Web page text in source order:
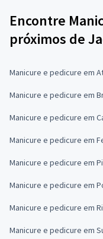
Encontre
próximos de
Manicure e pedicure em
Manicure e pedicure em
Manicure e pedicure em
Manicure e pedicure em
Manicure e pedicure em
Manicure e pedicure em
Manicure e pedicure em
Manicure e pedicure em